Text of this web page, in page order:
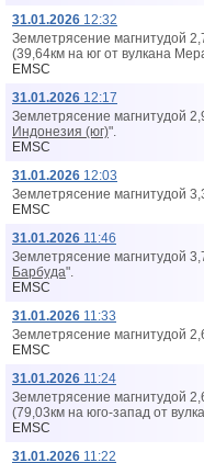
31.01.2026 12:32
Землетрясение магнитудой
(39,64км на юг от вyлкана
EMSC
31.01.2026 12:17
Землетрясение магнитудой
Индонезия (юг)".
EMSC
31.01.2026 12:03
Землетрясение магнитудой
EMSC
31.01.2026 11:46
Землетрясение магнитудой
Барбуда".
EMSC
31.01.2026 11:33
Землетрясение магнитудой
EMSC
31.01.2026 11:24
Землетрясение магнитудой
(79,03км на юго-запад от
EMSC
31.01.2026 11:22